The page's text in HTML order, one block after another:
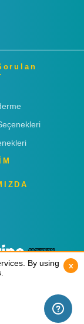
By using
x
By using
x